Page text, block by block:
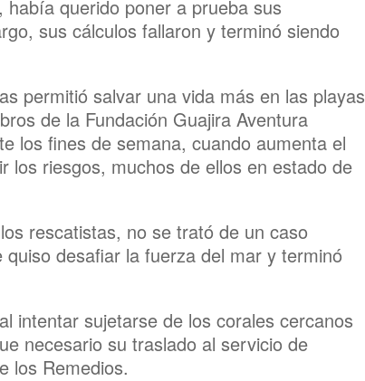
querido poner a prueba sus
sus cálculos fallaron y terminó siendo
permitió salvar una vida más en las playas
de la Fundación Guajira Aventura
los fines de semana, cuando aumenta el
los riesgos, muchos de ellos en estado de
rescatistas, no se trató de un caso
desafiar la fuerza del mar y terminó
intentar sujetarse de los corales cercanos
necesario su traslado al servicio de
los Remedios.